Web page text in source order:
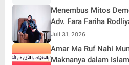
Menembus Mitos
Adv. Fara Fariha
Simpati Publik dan
Juli 31, 2026
Amar Ma Ruf Nahi
Maknanya dalam Islam